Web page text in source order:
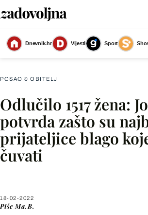
Dnevnik.hr Vijesti Sport
Najbolje prijateljice su neprocjenjivo blago
POSAO & OBITELJ
Odlučilo 1517 žena:
potvrda zašto su
prijateljice blago
čuvati
18-02-2022
Piše Ma.B.
Facebook
X